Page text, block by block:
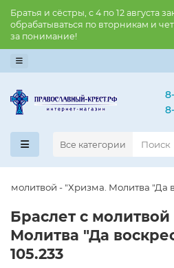
Братья и сёстры, с 4 по 12 августа
обрабатываться по вторникам и
за понимание!
Все категории
с молитвой - "Хризма. Молитва "Да
Браслет с
Молитва "Да
105.233